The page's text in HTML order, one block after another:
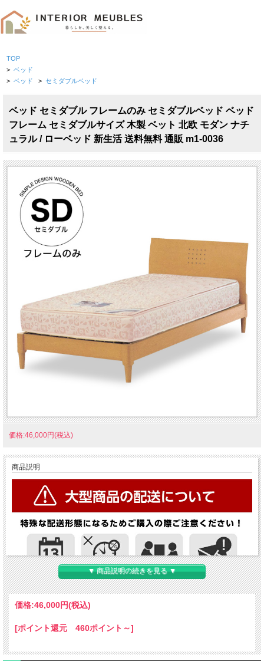
TOP
> ベッド
> ベッド > セミダブルベッド
ベッド セミダブル フレームのみ セミダブルベッド ベッド
フレーム セミダブルサイズ 木製 ベット 北欧 モダン ナチ
ュラル / ローベッド 新生活 送料無料 通販 m1-0036
価格:46,000円(税込)
商品説明
▼ 商品説明の続きを見る ▼
価格:46,000円(税込)
[ポイント還元 460ポイント～]